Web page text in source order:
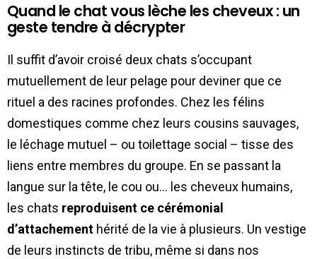
Quand le chat vous lèche les cheveux : un
geste tendre à décrypter
Il suffit d’avoir croisé deux chats s’occupant
mutuellement de leur pelage pour deviner que ce
rituel a des racines profondes. Chez les félins
domestiques comme chez leurs cousins sauvages,
le léchage mutuel – ou toilettage social – tisse des
liens entre membres du groupe. En se passant la
langue sur la tête, le cou ou… les cheveux humains,
les chats reproduisent ce cérémonial
d’attachement hérité de la vie à plusieurs. Un vestige
de leurs instincts de tribu, même si dans nos